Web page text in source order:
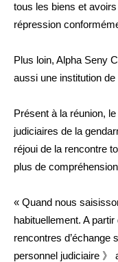
tous les biens et
répression
Plus loin, Alpha Seny
aussi une institution
Présent à la réunion,
judiciaires de la
réjoui de la rencontre
plus de
« Quand nous
habituellement. A
rencontres d’échange
personnel judiciaire 》